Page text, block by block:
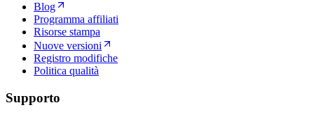
Blog
Programma affiliati
Risorse stampa
Nuove versioni
Registro modifiche
Politica qualità
Supporto